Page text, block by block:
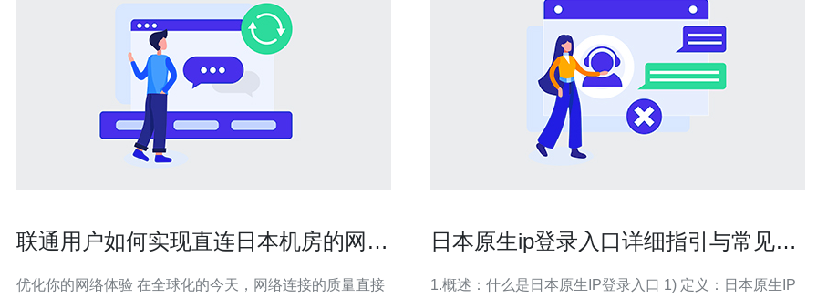
联通用户如何实现直连日本机房的网络
优化你的网络体验 在全球化的今天，网络连接的质量直接
日本原生ip登录入口详细指引与常见故
1.概述：什么是日本原生IP登录入口 1) 定义：日本原生IP